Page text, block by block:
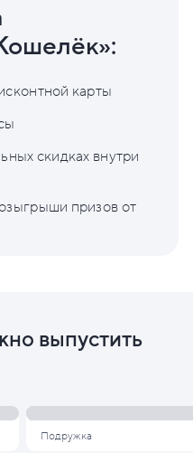
карты
скидках внутри
призов от
выпустить
Подружка